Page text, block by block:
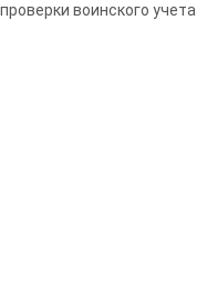
воинского учета